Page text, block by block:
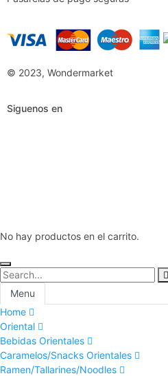
© 2023, Wondermarket
Siguenos en
No hay productos en el carrito.
Menu
Home
Oriental
Bebidas Orientales
Caramelos/Snacks Orientales
Ramen/Tallarines/Noodles